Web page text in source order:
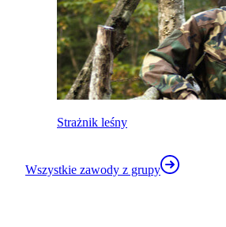
Strażnik leśny
Wszystkie zawody z grupy